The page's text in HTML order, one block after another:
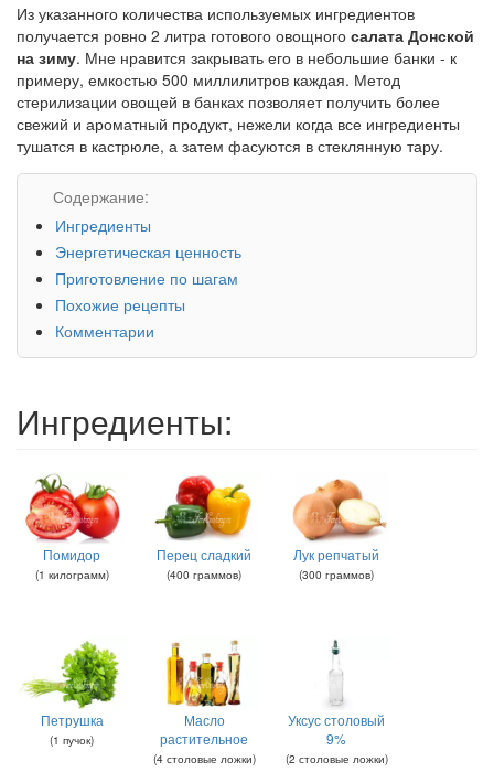
Из указанного количества используемых ингредиентов
получается ровно 2 литра готового овощного салата Донской
на зиму. Мне нравится закрывать его в небольшие банки - к
примеру, емкостью 500 миллилитров каждая. Метод
стерилизации овощей в банках позволяет получить более
свежий и ароматный продукт, нежели когда все ингредиенты
тушатся в кастрюле, а затем фасуются в стеклянную тару.
Содержание:
Ингредиенты
Энергетическая ценность
Приготовление по шагам
Похожие рецепты
Комментарии
Ингредиенты:
Помидор
(1 килограмм)
Перец сладкий
(400 граммов)
Лук репчатый
(300 граммов)
Петрушка
(1 пучок)
Масло
растительное
(4 столовые ложки)
Уксус столовый
9%
(2 столовые ложки)